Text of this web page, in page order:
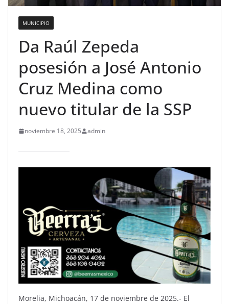
MUNICIPIO
Da Raúl Zepeda
posesión a José Antonio
Cruz Medina como
nuevo titular de la SSP
noviembre 18, 2025 admin
Morelia, Michoacán, 17 de noviembre de 2025.- El